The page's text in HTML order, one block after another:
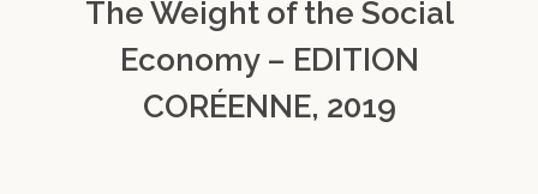
The Weight of the Social
Economy – EDITION
CORÉENNE, 2019